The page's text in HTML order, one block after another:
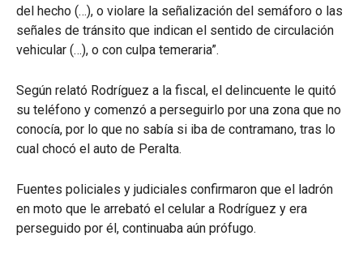
del hecho (…), o violare la señalización del semáforo o las
señales de tránsito que indican el sentido de circulación
vehicular (…), o con culpa temeraria”.
Según relató Rodríguez a la fiscal, el delincuente le quitó
su teléfono y comenzó a perseguirlo por una zona que no
conocía, por lo que no sabía si iba de contramano, tras lo
cual chocó el auto de Peralta.
Fuentes policiales y judiciales confirmaron que el ladrón
en moto que le arrebató el celular a Rodríguez y era
perseguido por él, continuaba aún prófugo.